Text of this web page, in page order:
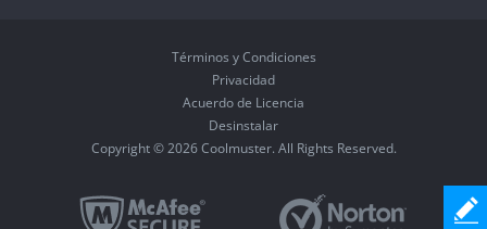
Términos y Condiciones
Privacidad
Acuerdo de Licencia
Desinstalar
Copyright © 2026 Coolmuster. All Rights Reserved.